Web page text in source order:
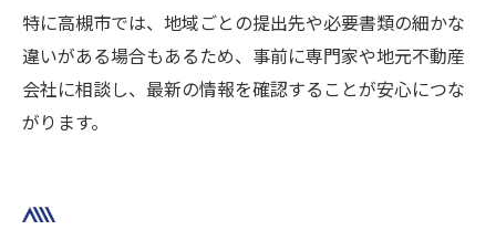
特に高槻市では、地域ごとの提出先や必要書類の細かな
違いがある場合もあるため、事前に専門家や地元不動産
会社に相談し、最新の情報を確認することが安心につな
がります。